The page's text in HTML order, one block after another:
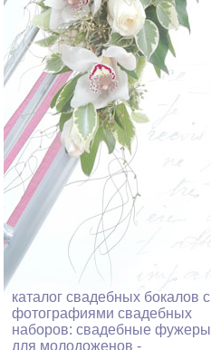
каталог свадебных бокалов с
фотографиями свадебных
наборов: свадебные фужеры
для молодоженов -